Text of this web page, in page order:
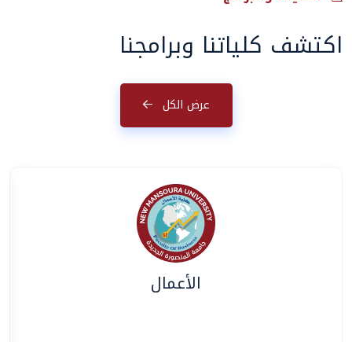
اكتشف كلياتنا وبرامجنا
عرض الكل
الأعمال